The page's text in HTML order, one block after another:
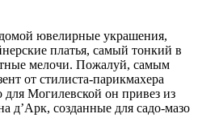
ювелирные украшения,
платья, самый тонкий в
мелочи. Пожалуй, самым
от стилиста-парикмахера
для Могилевской он привез из
д’Арк, созданные для садо-мазо